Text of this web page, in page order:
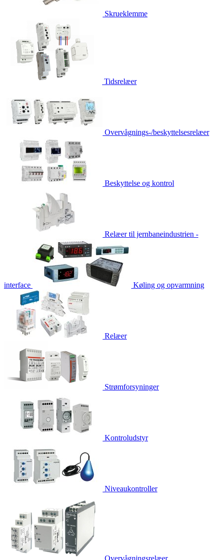
Skrueklemme
Tidsrelæer
Overvågnings-/beskyttelsesrelæer
Beskyttelse og kontrol
Relæer til jernbaneindustrien -
interface Køling og opvarmning
Relæer
Strømforsyninger
Kontroludstyr
Niveaukontroller
Overvågningsrelæer